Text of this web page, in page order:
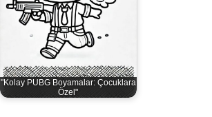
"Kolay PUBG Boyamalar: Çocuklara
Özel"